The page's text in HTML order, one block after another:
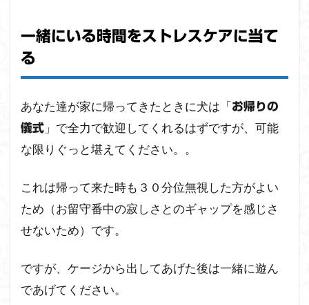
一緒にいる時間をストレスケアに当て
る
あなた達が家に帰ってきたときに犬は「お帰りの
儀式 」で全力で歓迎してくれるはずですが、可能
な限りぐっと堪えてください。。
これは帰って来た時も３０分位無視した方がよい
ため（お留守番中の寂しさとのギャップを感じさ
せないため）です。
ですが、ケージから出してあげた後は一緒に遊ん
であげてください。